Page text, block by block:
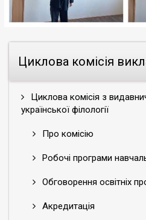
Циклова комісія
Циклова комісія з
української філології
Про комісію
Робочі програми
Обговорення освітніх
Акредитація